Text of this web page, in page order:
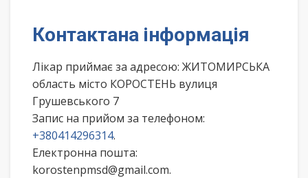
Контактана інформація
Лікар приймає за адресою: ЖИТОМИРСЬКА
область місто КОРОСТЕНЬ вулиця
Грушевського 7
Запис на прийом за телефоном:
+380414296314.
Електронна пошта:
korostenpmsd@gmail.com.